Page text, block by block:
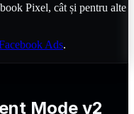
Pixel, cât și pentru alte
Ads.
Mode v2